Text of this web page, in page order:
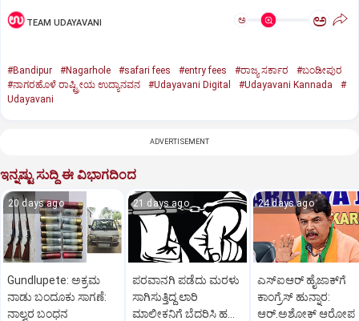
TEAM UDAYAVANI ಅ ಅ
#Bandipur #Nagarhole #safari fees #entry fees #ರಾಜ್ಯ ಸರ್ಕಾರ
#ಬಂಡೀಪುರ
#ನಾಗರಹೊಳೆ ರಾಷ್ಟ್ರೀಯ ಉದ್ಯಾನವನ
#Udayavani Digital #Udayavani Kannada
#
Udayavani
ADVERTISEMENT
ಇನ್ನಷ್ಟು ಸುದ್ದಿ ಈ ವಿಭಾಗದಿಂದ
20 days ago
Gundlupete: ಅಕ್ರಮ
ನಾಡು ಬಂದೂಕು ಸಾಗಣೆ:
ನಾಲ್ವರ ಬಂಧನ
21 days ago
ಪರವಾನಗಿ ಪಡೆದು ಮರಳು
ಸಾಗಿಸುತ್ತಿದ್ದ ಲಾರಿ
ಮಾಲೀಕನಿಗೆ ಬೆದರಿಸಿ ಹಣ
24 days ago
ಎಸ್‌ಐಆರ್‌ ಹೈಜಾಕ್‌ಗೆ
ಕಾಂಗ್ರೆಸ್‌ ಹುನ್ನಾರ:
ಆರ್‌.ಅಶೋಕ್‌ ಆರೋಪ